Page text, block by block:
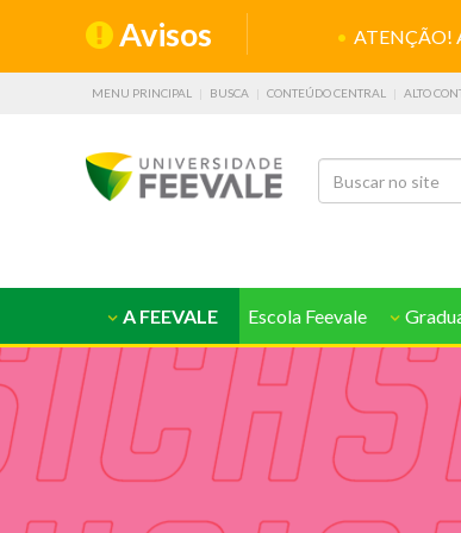
Avisos ATENÇÃO!
MENU PRINCIPAL BUSCA CONTEÚDO CENTRAL ALTO
A FEEVALE Escola Feevale